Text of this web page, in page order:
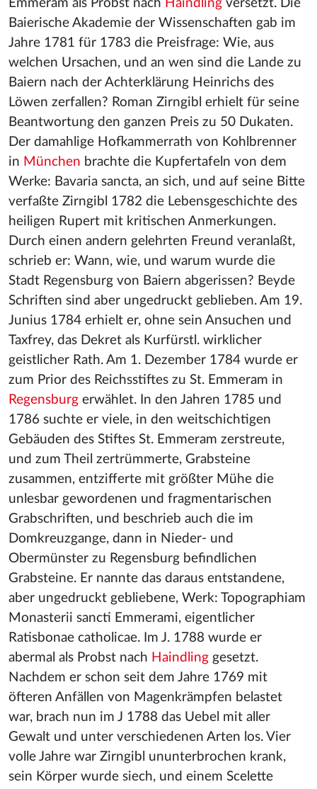
Emmeram als Probst nach Haindling versetzt. Die
Baierische Akademie der Wissenschaften gab im
Jahre 1781 für 1783 die Preisfrage: Wie, aus
welchen Ursachen, und an wen sind die Lande zu
Baiern nach der Achterklärung Heinrichs des
Löwen zerfallen? Roman Zirngibl erhielt für seine
Beantwortung den ganzen Preis zu 50 Dukaten.
Der damahlige Hofkammerrath von Kohlbrenner
in München brachte die Kupfertafeln von dem
Werke: Bavaria sancta, an sich, und auf seine Bitte
verfaßte Zirngibl 1782 die Lebensgeschichte des
heiligen Rupert mit kritischen Anmerkungen.
Durch einen andern gelehrten Freund veranlaßt,
schrieb er: Wann, wie, und warum wurde die
Stadt Regensburg von Baiern abgerissen? Beyde
Schriften sind aber ungedruckt geblieben. Am 19.
Junius 1784 erhielt er, ohne sein Ansuchen und
Taxfrey, das Dekret als Kurfürstl. wirklicher
geistlicher Rath. Am 1. Dezember 1784 wurde er
zum Prior des Reichsstiftes zu St. Emmeram in
Regensburg erwählet. In den Jahren 1785 und
1786 suchte er viele, in den weitschichtigen
Gebäuden des Stiftes St. Emmeram zerstreute,
und zum Theil zertrümmerte, Grabsteine
zusammen, entzifferte mit größter Mühe die
unlesbar gewordenen und fragmentarischen
Grabschriften, und beschrieb auch die im
Domkreuzgange, dann in Nieder- und
Obermünster zu Regensburg befindlichen
Grabsteine. Er nannte das daraus entstandene,
aber ungedruckt gebliebene, Werk: Topographiam
Monasterii sancti Emmerami, eigentlicher
Ratisbonae catholicae. Im J. 1788 wurde er
abermal als Probst nach Haindling gesetzt.
Nachdem er schon seit dem Jahre 1769 mit
öfteren Anfällen von Magenkrämpfen belastet
war, brach nun im J 1788 das Uebel mit aller
Gewalt und unter verschiedenen Arten los. Vier
volle Jahre war Zirngibl ununterbrochen krank,
sein Körper wurde siech, und einem Scelette